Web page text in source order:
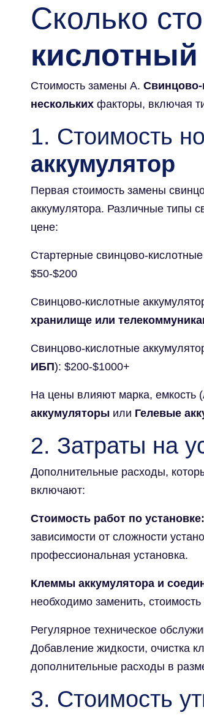
Сколько
кислотный
Стоимость замены А. Свинцово-
нескольких факторы, включая
1. Стоимость
аккумулятор
Первая стоимость замены
аккумулятора. Различные типы
цене:
Стартерные свинцово-
$50-$200
Свинцово-кислотные
хранилище или
Свинцово-кислотные
ИБП): $200-$1000+
На цены влияют марка, емкость
аккумуляторы или Гелевые
2. Затраты на
Дополнительные расходы,
включают:
Стоимость работ по установке:
зависимости от сложности
профессиональная установка.
Клеммы аккумулятора и
необходимо заменить,
Регулярное техническое
Добавление жидкости, очистка
дополнительные расходы в
3. Стоимость